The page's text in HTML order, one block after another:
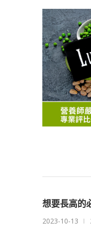
想要長高的
2023-10-13